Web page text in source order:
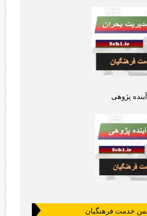
پژوهی
خدمت فرهنگیان